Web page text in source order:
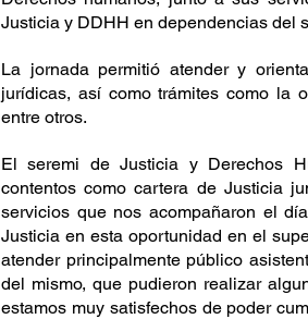
Justicia y DDHH en dependencias del
La jornada permitió atender y
jurídicas, así como trámites como la
entre otros.
El seremi de Justicia y Derechos
contentos como cartera de Justicia
servicios que nos acompañaron el
Justicia en esta oportunidad en el
atender principalmente público
del mismo, que pudieron realizar
estamos muy satisfechos de poder